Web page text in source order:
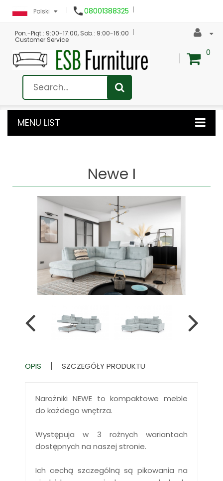
Polski 08001388325
Pon.-Piąt.: 9:00-17:00, Sob.: 9:00-16:00
Customer Service
0
MENU LIST
Newe I
OPIS SZCZEGÓŁY PRODUKTU
Narożniki NEWE to kompaktowe meble
do każdego wnętrza.
Występuja w 3 rożnych wariantach
dostępnych na naszej stronie.
Ich cechą szczególną są pikowania na